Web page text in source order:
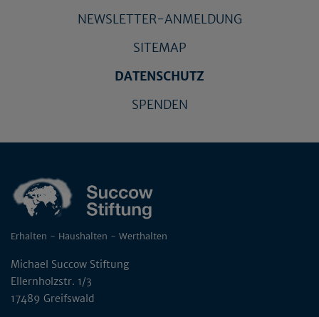
NEWSLETTER-ANMELDUNG
SITEMAP
DATENSCHUTZ
SPENDEN
Erhalten - Haushalten - Werthalten
Michael Succow Stiftung
Ellernholzstr. 1/3
17489 Greifswald